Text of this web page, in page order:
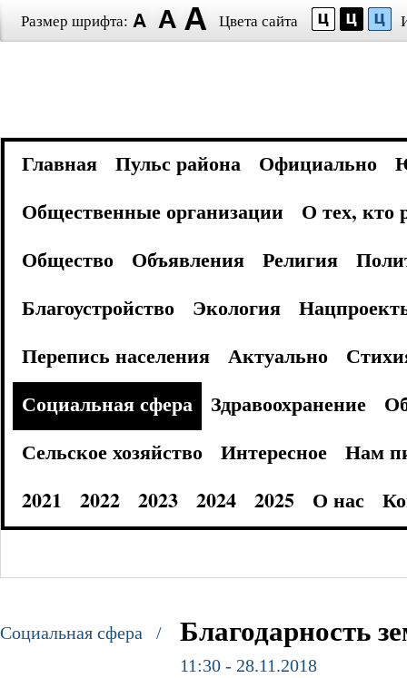
Размер шрифта: Цвета сайта
Главная Пульс района Официально
Общественные организации
О тех, кто
Общество
Объявления Религия
Благоустройство
Экология
Перепись населения
Актуально
Социальная сфера
Здравоохранение
Сельское хозяйство
Интересное
Нам
2021
2022 2023 2024 2025 О нас
Социальная сфера / Благодарность
11:30 - 28.11.2018